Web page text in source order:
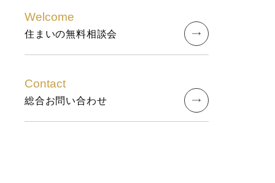
2023年09月 (3)
2023年07月 (1)
Welcome
住まいの無料相談会
Contact
総合お問い合わせ